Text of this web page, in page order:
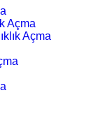
Açma
Açma